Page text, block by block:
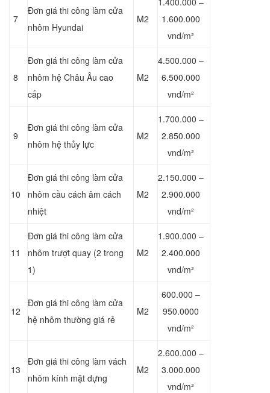
7
Đơn giá thi công làm cửa
nhôm Hyundai
M2
1.600.000
vnd/m²
8
Đơn giá thi công làm cửa
nhôm hệ Châu Âu cao
cấp
M2
4.500.000 –
6.500.000
vnd/m²
9
Đơn giá thi công làm cửa
nhôm hệ thủy lực
M2
1.700.000 –
2.850.000
vnd/m²
10
Đơn giá thi công làm cửa
nhôm cầu cách âm cách
nhiệt
M2
2.150.000 –
2.900.000
vnd/m²
11
Đơn giá thi công làm cửa
nhôm trượt quay (2 trong
1)
M2
1.900.000 –
2.400.000
vnd/m²
12
Đơn giá thi công làm cửa
hệ nhôm thường giá rẻ
M2
600.000 –
950.0000
vnd/m²
13
Đơn giá thi công làm vách
nhôm kính mặt dựng
M2
2.600.000 –
3.000.000
vnd/m²